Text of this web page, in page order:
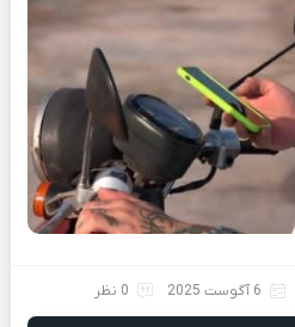
6 آگوست 2025 0 نظر